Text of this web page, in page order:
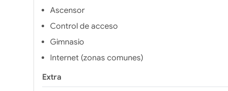
Ascensor
Control de acceso
Gimnasio
Internet (zonas comunes)
Extra